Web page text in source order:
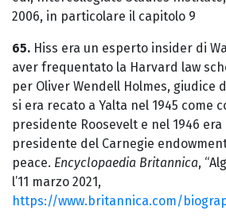
2006, in particolare il capitolo 9
65. Hiss era un esperto insider di
aver frequentato la Harvard law
per Oliver Wendell Holmes, giudice
si era recato a Yalta nel 1945 come
presidente Roosevelt e nel 1946
presidente del Carnegie
peace. Encyclopaedia Britannica,
l’11 marzo 2021,
https://www.britannica.com/